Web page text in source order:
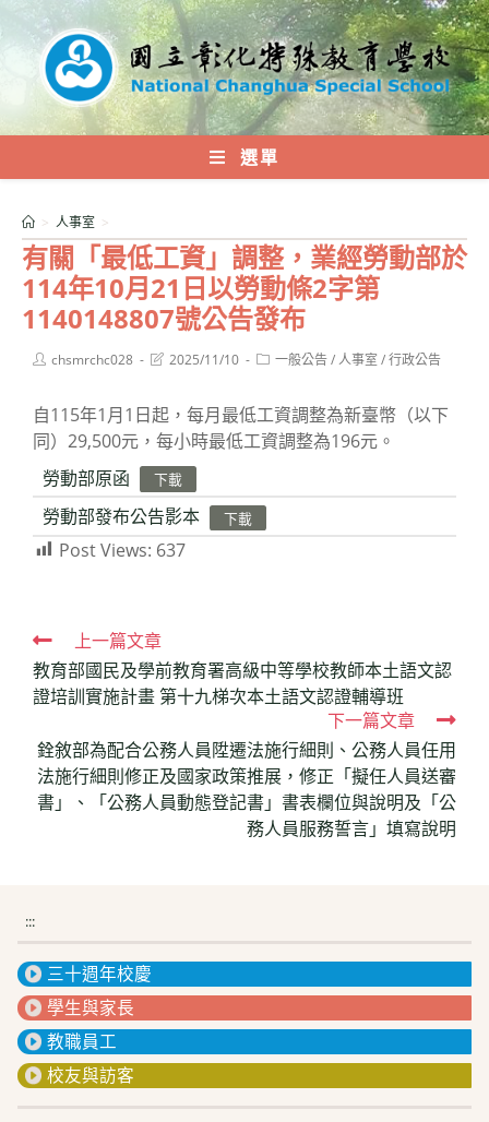
內
選單
有關「最低工資」調整，業經勞動部於
114年10月21日以勞動條2字第
1140148807號公告發布
> 人事室 >
Postchsmrchc028
Post2025/11/10
Post一般公告/人事室 /行政公告
自115年1月1日起，每月最低工資調整為新臺幣（以下
同）29,500元，每小時最低工資調整為196元。
勞動部原函
下載
勞動部發布公告影本 下載
Post Views: 637
Read
more
articles
上一篇文章
教育部國民及學前教育署高級中等學校教師本土語文認
證培訓實施計畫 第十九梯次本土語文認證輔導班
下一篇文章
銓敘部為配合公務人員陞遷法施行細則、公務人員任用
法施行細則修正及國家政策推展，修正「擬任人員送審
書」、「公務人員動態登記書」書表欄位與說明及「公
務人員服務誓言」填寫說明
:::
三十週年校慶
學生與家長
教職員工
校友與訪客